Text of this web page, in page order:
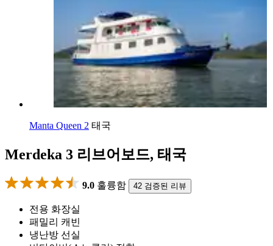
Manta Queen 2 태국
Merdeka 3 리브어보드, 태국
9.0 훌륭함 42 검증된 리뷰
전용 화장실
패밀리 캐빈
냉난방 선실